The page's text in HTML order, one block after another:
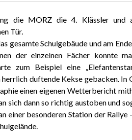
die MORZ die 4. Klässler und
Tür.
gesamte Schulgebäude und am
der einzelnen Fächer konnte
zum Beispiel eine
duftende Kekse gebacken. In
einen eigenen Wetterbericht
sich dann so richtig austoben und
einer besonderen Station der